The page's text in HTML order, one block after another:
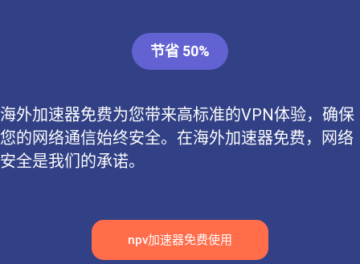
节省 50%
海外加速器免费为您带来高标准的VPN体验，确保
您的网络通信始终安全。在海外加速器免费，网络
安全是我们的承诺。
npv加速器免费使用